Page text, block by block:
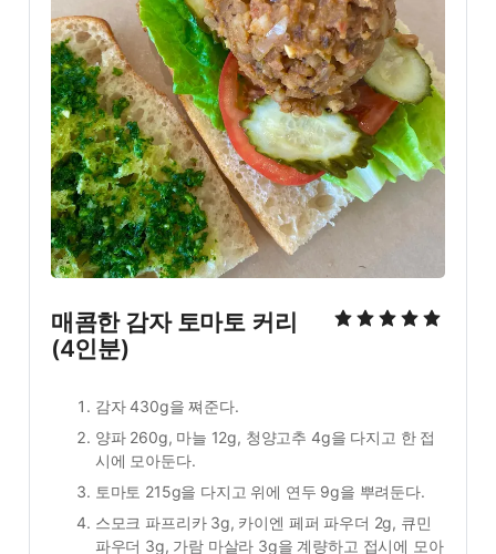
매콤한 감자 토마토 커리
(4인분)
감자 430g을 쪄준다.
양파 260g, 마늘 12g, 청양고추 4g을 다지고 한 접
시에 모아둔다.
토마토 215g을 다지고 위에 연두 9g을 뿌려둔다.
스모크 파프리카 3g, 카이엔 페퍼 파우더 2g, 큐민
파우더 3g, 가람 마살라 3g을 계량하고 접시에 모아